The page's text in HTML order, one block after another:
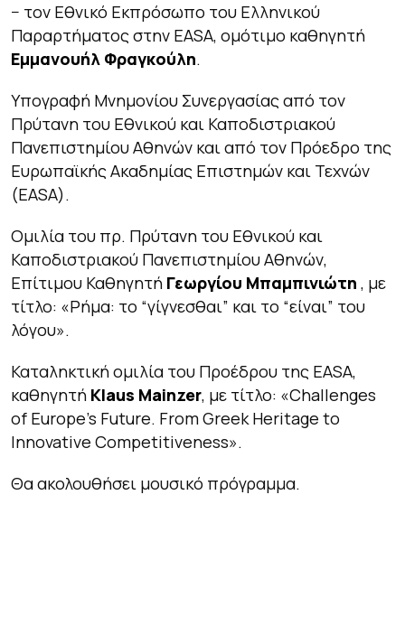
− τον Εθνικό Εκπρόσωπο του Ελληνικού
Παραρτήματος στην EASA, ομότιμο καθηγητή
Εμμανουήλ Φραγκούλη.
Υπογραφή Μνημονίου Συνεργασίας από τον
Πρύτανη του Εθνικού και Καποδιστριακού
Πανεπιστημίου Αθηνών και από τον Πρόεδρο της
Ευρωπαϊκής Ακαδημίας Επιστημών και Τεχνών
(EASA).
Ομιλία του πρ. Πρύτανη του Εθνικού και
Καποδιστριακού Πανεπιστημίου Αθηνών,
Επίτιμου Καθηγητή Γεωργίου Μπαμπινιώτη , με
τίτλο: «Ρήμα: το “γίγνεσθαι” και το “είναι” του
λόγου».
Καταληκτική ομιλία του Προέδρου της EASA,
καθηγητή Klaus Mainzer, με τίτλο: «Challenges
of Europe’s Future. From Greek Heritage to
Innovative Competitiveness».
Θα ακολουθήσει μουσικό πρόγραμμα.